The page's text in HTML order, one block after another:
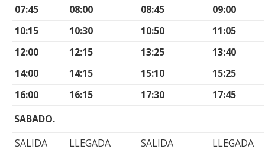
07:45
08:00 08:45
09:00
10:15
10:30 10:50
11:05
12:00
12:15 13:25
13:40
14:00
14:15 15:10
15:25
16:00
16:15 17:30
17:45
SABADO.
SALIDA
LLEGADA SALIDA
LLEGADA